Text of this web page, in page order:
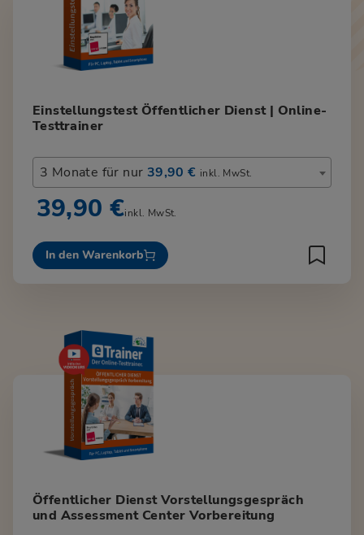
Einstellungstest Öffentlicher Dienst | Online-
Testtrainer
3 Monate für nur 39,90 € inkl. MwSt.
39,90 €inkl. MwSt.
In den Warenkorb
Öffentlicher Dienst Vorstellungsgespräch
und Assessment Center Vorbereitung